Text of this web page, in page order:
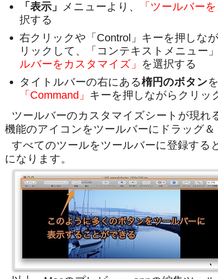
「表示」 メニューより、
「ツールバー
択する
右クリックや「Control」キーを押しな
リックして、「コンテキストメニュー
ルバーをカスタマイズ」 を選択する
タイトルバーの右にある楕円のボタン
「Command」 キーを押しながらクリッ
ツールバーのカスタマイズシートが現れ
機能のアイコンをツールバーにドラッグ
すべてのツールをツールバーに登録する
になります。